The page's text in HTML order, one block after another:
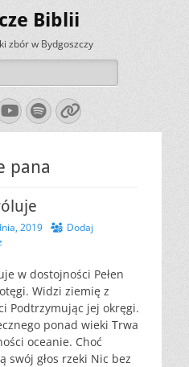
Biblii
zbór w Bydgoszczy
YouTube
Spotify
Link
pana
2019
Dodaj
w dostojności Pełen
Widzi ziemię z
Podtrzymując jej okręgi.
ponad wieki Trwa
oceanie. Choć
swój głos rzeki Nic bez